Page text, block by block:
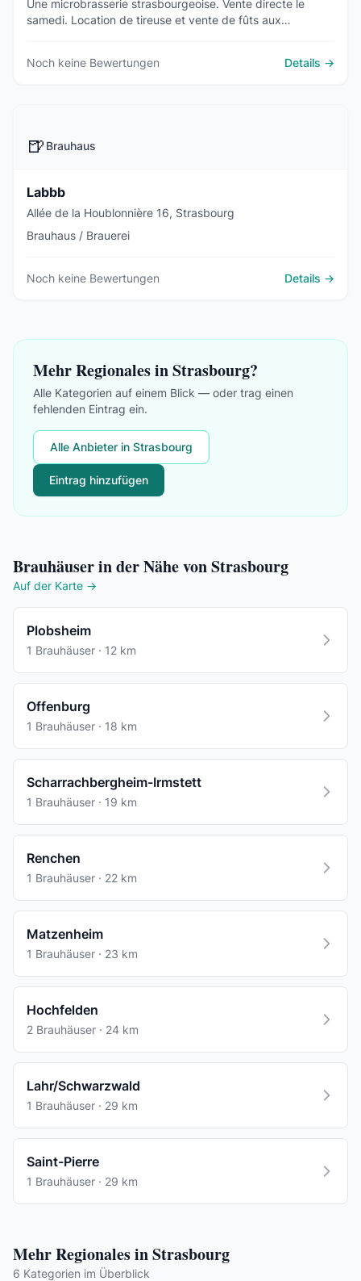
Une microbrasserie strasbourgeoise. Vente directe le
samedi. Location de tireuse et vente de fûts aux
Noch keine Bewertungen
Details →
🍺 Brauhaus
Labbb
Allée de la Houblonnière 16, Strasbourg
Brauhaus / Brauerei
Noch keine Bewertungen Details →
Mehr Regionales in Strasbourg?
Alle Kategorien auf einem Blick — oder trag einen
fehlenden Eintrag ein.
Alle Anbieter in Strasbourg
Eintrag hinzufügen
Brauhäuser in der Nähe von Strasbourg
Auf der Karte →
Plobsheim
1 Brauhäuser · 12 km
Offenburg
1 Brauhäuser · 18 km
Scharrachbergheim-Irmstett
1 Brauhäuser · 19 km
Renchen
1 Brauhäuser · 22 km
Matzenheim
1 Brauhäuser · 23 km
Hochfelden
2 Brauhäuser · 24 km
Lahr/Schwarzwald
1 Brauhäuser · 29 km
Saint-Pierre
1 Brauhäuser · 29 km
Mehr Regionales in Strasbourg
6 Kategorien im Überblick